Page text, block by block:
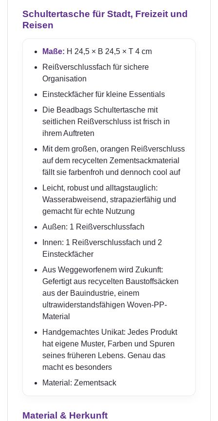
Schultertasche für Stadt, Freizeit und
Reisen
Maße: H 24,5 × B 24,5 × T 4 cm
Reißverschlussfach für sichere
Organisation
Einsteckfächer für kleine Essentials
Die Beadbags Schultertasche mit
seitlichen Reißverschluss ist frisch in
ihrem Auftreten
Mit dem großen, orangen Reißverschluss
auf dem recycelten Zementsackmaterial
fällt sie farbenfroh und dennoch cool auf
Leicht, robust und alltagstauglich:
Wasserabweisend, strapazierfähig und
gemacht für echte Nutzung
Außen: 1 Reißverschlussfach
Innen: 1 Reißverschlussfach und 2
Einsteckfächer
Aus Weggeworfenem wird Zukunft:
Gefertigt aus recycelten Baustoffsäcken
aus der Bauindustrie, einem
ultrawiderstandsfähigen Woven-PP-
Material
Handgemachtes Unikat: Jedes Produkt
hat eigene Muster, Farben und Spuren
seines früheren Lebens. Genau das
macht es besonders
Material: Zementsack
Material & Herkunft